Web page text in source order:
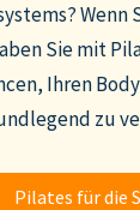
Sie mit
Ihren
zu
Pilates für die